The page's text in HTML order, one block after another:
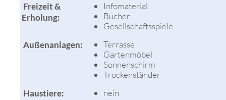
Freizeit &
Erholung:
Infomaterial
Bücher
Gesellschaftsspiele
Außenanlagen:
Terrasse
Gartenmöbel
Sonnenschirm
Trockenständer
Haustiere:
nein